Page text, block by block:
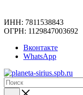
ИНН: 7811538843
ОГРН: 1129847003692
Вконтакте
WhatsApp